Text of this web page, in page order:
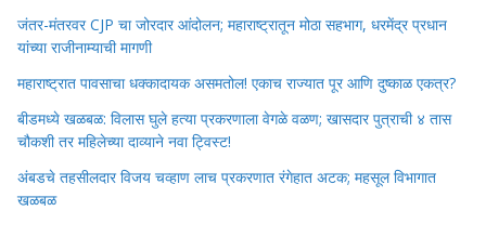
जंतर-मंतरवर CJP चा जोरदार आंदोलन; महाराष्ट्रातून मोठा सहभाग, धरमेंद्र प्रधान
यांच्या राजीनाम्याची मागणी
महाराष्ट्रात पावसाचा धक्कादायक असमतोल! एकाच राज्यात पूर आणि दुष्काळ एकत्र?
बीडमध्ये खळबळ: विलास घुले हत्या प्रकरणाला वेगळे वळण; खासदार पुत्राची ४ तास
चौकशी तर महिलेच्या दाव्याने नवा ट्विस्ट!
अंबडचे तहसीलदार विजय चव्हाण लाच प्रकरणात रंगेहात अटक; महसूल विभागात
खळबळ